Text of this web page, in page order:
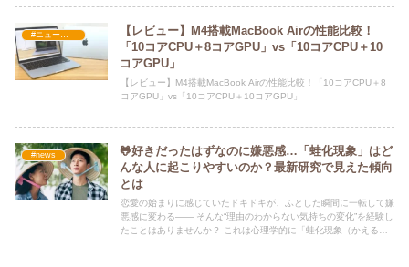
#ニュース・社会・コラム
【レビュー】M4搭載MacBook Airの性能比較！
「10コアCPU＋8コアGPU」vs「10コアCPU＋10
コアGPU」
【レビュー】M4搭載MacBook Airの性能比較！「10コアCPU＋8
コアGPU」vs「10コアCPU＋10コアGPU」
#news
🐸好きだったはずなのに嫌悪感…「蛙化現象」はど
んな人に起こりやすいのか？最新研究で見えた傾向
とは
恋愛の始まりに感じていたドキドキが、ふとした瞬間に一転して嫌
悪感に変わる―― そんな“理由のわからない気持ちの変化”を経験し
たことはありませんか？ これは心理学的に「蛙化現象（かえるか